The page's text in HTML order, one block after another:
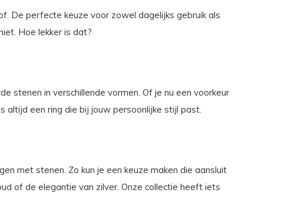
De perfecte keuze voor zowel dagelijks gebruik als
Hoe lekker is dat?
stenen in verschillende vormen. Of je nu een voorkeur
altijd een ring die bij jouw persoonlijke stijl past.
met stenen. Zo kun je een keuze maken die aansluit
of de elegantie van zilver. Onze collectie heeft iets